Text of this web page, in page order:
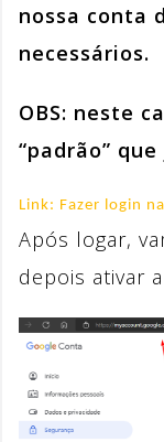
nossa conta
necessários.
OBS: neste
“padrão”
Link: Fazer login
Após logar,
depois ativar